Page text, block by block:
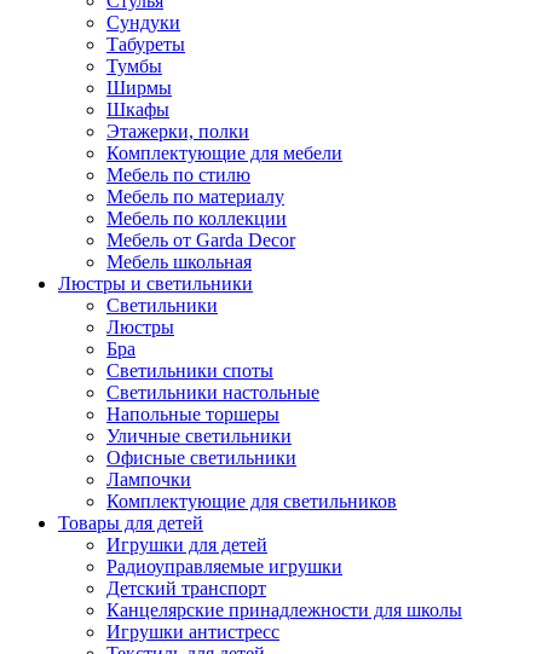
Сундуки
Табуреты
Тумбы
Ширмы
Шкафы
Этажерки, полки
Комплектующие для мебели
Мебель по стилю
Мебель по материалу
Мебель по коллекции
Мебель от Garda Decor
Мебель школьная
Люстры и светильники
Светильники
Люстры
Бра
Светильники споты
Светильники настольные
Напольные торшеры
Уличные светильники
Офисные светильники
Лампочки
Комплектующие для светильников
Товары для детей
Игрушки для детей
Радиоуправляемые игрушки
Детский транспорт
Канцелярские принадлежности для школы
Игрушки антистресс